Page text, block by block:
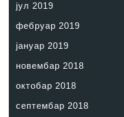
јул 2019
фебруар 2019
јануар 2019
новембар 2018
октобар 2018
септембар 2018